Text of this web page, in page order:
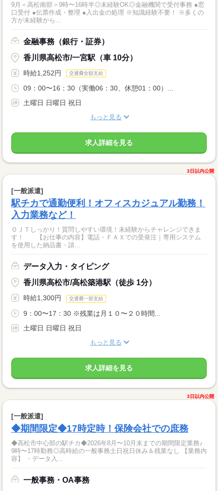
9月＜高松南部＞9時〜16時半◎未経験OK◎金融機関で受付事務 ●窓
口受付 ●伝票作成・整理 ●入出金の処理 ※知識経験不要！ ※多くの
方が未経験から...
金融事務（銀行・証券）
香川県高松市/一宮駅（車 10分）
時給1,252円 交通費全額支給
09：00〜16：30（実働06：30、休憩01：00）...
土曜日 日曜日 祝日
もっと見る
求人詳細を見る
3日以内公開
[一般派遣]
駅チカで通勤便利！オフィスカジュアル勤務！
入力業務など！
ＯＪＴしっかり！質問しやすい環境！未経験からチャレンジできま
す！ 【お仕事の内容】電話・ＦＡＸでの受発注｜専用システム
を使用した納品書・請...
データ入力・タイピング
香川県高松市/高松築港駅（徒歩 1分）
時給1,300円 交通費一部支給
9：00〜17：30 ※残業は月１０〜２０時間...
土曜日 日曜日 祝日
もっと見る
求人詳細を見る
3日以内公開
[一般派遣]
◆期間限定◆17時定時！保険会社での庶務
◆高松市中心部の駅チカ◆2026年8月〜10月末までの期間限定業務♪
9時〜17時勤務◎高時給の一般事務土日祝日休み＆残業なし 【業務内
容】 ・データ入...
一般事務・OA事務